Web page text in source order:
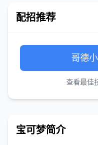
配招推荐
哥德
查看最佳
宝可梦简介